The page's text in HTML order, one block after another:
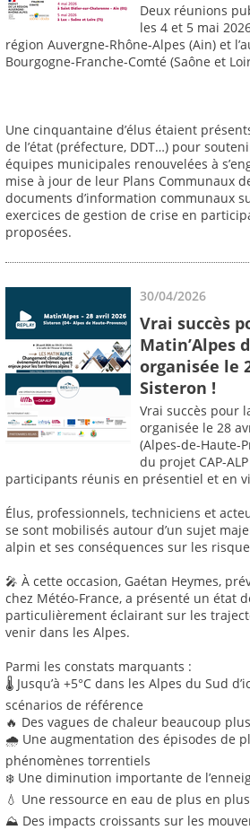
Deux réunions
les 4 et 5 mai
région Auvergne-Rhône-Alpes (Ain) et
Bourgogne-Franche-Comté (Saône et
Une cinquantaine d’élus étaient
de l’état (préfecture, DDT…) pour
équipes municipales renouvelées à
mise à jour de leur Plans Communaux
documents d’information communaux
exercices de gestion de crise en
proposées.
30/04/2026
Vrai succès
Matin’Alpes
organisée le
Sisteron !
Vrai succès pour
organisée le 28
(Alpes-de-Haute-
du projet CAP-
participants réunis en présentiel et en
Élus, professionnels, techniciens et
se sont mobilisés autour d’un sujet
alpin et ses conséquences sur les
🎤 À cette occasion, Gaétan Heymes,
chez Météo-France, a présenté un état
particulièrement éclairant sur les
venir dans les Alpes.
Parmi les constats marquants :
🌡️ Jusqu’à +5°C dans les Alpes du Sud
scénarios de référence
🔥 Des vagues de chaleur beaucoup
🌧️ Une augmentation des épisodes de
phénomènes torrentiels
❄️ Une diminution importante de
💧 Une ressource en eau de plus en
⛰️ Des impacts croissants sur les